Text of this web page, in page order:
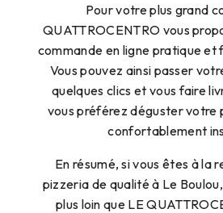
Pour votre plus grand
QUATTROCENTRO vous
commande en ligne pratique et
Vous pouvez ainsi passer
quelques clics et vous faire
vous préférez déguster votre
confortablement
En résumé, si vous êtes à la
pizzeria de qualité à Le
plus loin que LE